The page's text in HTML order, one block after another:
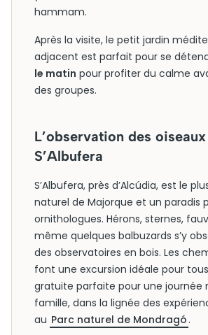
hammam.
Après la visite, le petit jardin
adjacent est parfait pour se
le matin pour profiter du calme
des groupes.
L’observation des
S’Albufera
S’Albufera, près d’Alcúdia, est le
naturel de Majorque et un paradis
ornithologues. Hérons, sternes,
même quelques balbuzards s’y
des observatoires en bois. Les
font une excursion idéale pour
gratuite parfaite pour une journée
famille, dans la lignée des
au Parc naturel de Mondragó .